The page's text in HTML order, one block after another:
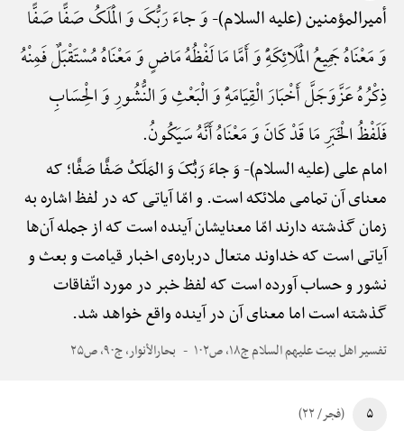
أمیرالمؤمنین (علیه السلام)-وَ جاءَ رَبُّکَ وَ الْمَلَکُ صَفًّا صَفًّا
وَ مَعْنَاهُ جَمِیعُ الْمَلَائِکَهًِْ وَ أَمَّا مَا لَفْظُهُ مَاضٍ وَ مَعْنَاهُ مُسْتَقْبَلٌ فَمِنْهُ
ذِکْرُهُ عَزَّوَجَلَّ أَخْبَارَ الْقِیَامَهًِْ وَ الْبَعْثِ وَ النُّشُورِ وَ الْحِسَابِ
فَلَفْظُ الْخَبَرِ مَا قَدْ کَانَ وَ مَعْنَاهُ أَنَّهُ سَیَکُونُ.
امام علی (علیه السلام)-وَ جاءَ رَبُّکَ وَ المَلَکُ صَفًّا صَفًّا؛ که
معنای آن تمامی ملائکه است. و امّا آیاتی که در لفظ اشاره به
زمان گذشته دارند امّا معنایشان آینده است که از جمله آن‌ها
آیاتی است که خداوند متعال درباره‌ی اخبار قیامت و بعث و
نشور و حساب آورده است که لفظ خبر در مورد اتّفاقات
گذشته است اما معنای آن در آینده واقع خواهد شد.
تفسیر اهل بیت علیهم السلام ج۱۸، ص۱۰۲ بحارالأنوار، ج۹۰، ص۲۵
۵ (فجر/ ۲۲)